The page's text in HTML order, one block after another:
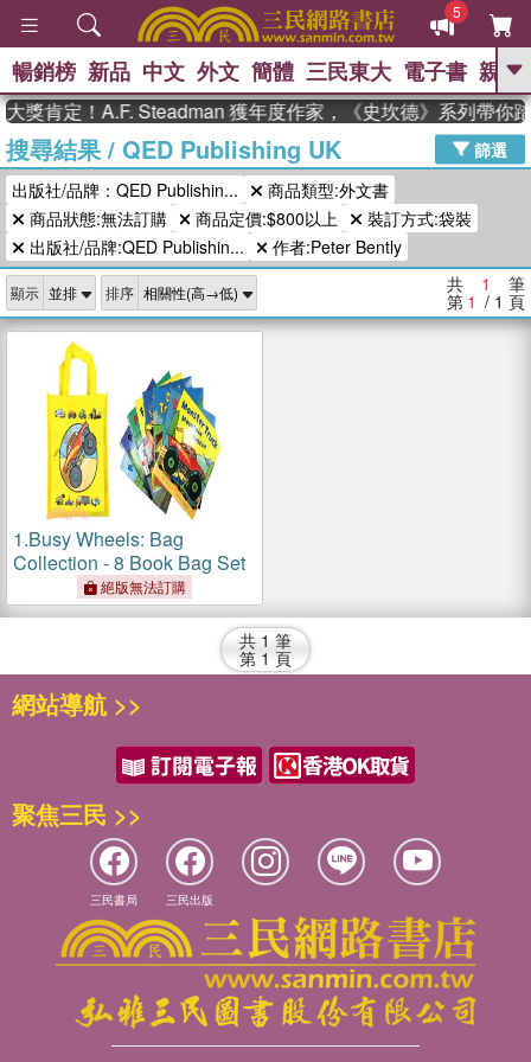
5
GO
熱搜： 東野圭吾 高希均教授回憶錄
、 The Odyssey 、 父親節 、 如果歷
史是一群喵 、 暑期推薦
獎 臺灣漫遊錄
、 方念華 、 台灣的李
登輝時代 、 數學女孩：黎曼猜想
偉大的迷走神經
暢銷榜 新品 中文 外文 簡體 三民東大 電子書 親子
獎肯定！A.F. Steadman 獲年度作家，《史坎德》系列帶你
搜尋結果/ QED Publishing UK
篩選
出版社/品牌：QED Publishin...
商品類型:外文書
商品狀態:無法訂購
商品定價:$800以上
裝訂方式:袋裝
出版社/品牌:QED Publishin...
作者:Peter Bently
顯示 排序 共 1 筆
第 1 / 1 頁
1.Busy Wheels: Bag
Collection - 8 Book Bag Set
絕版無法訂購
共 1 筆
第 1 頁
網站導航 >>
聚焦三民 >>
三民書局 三民出版